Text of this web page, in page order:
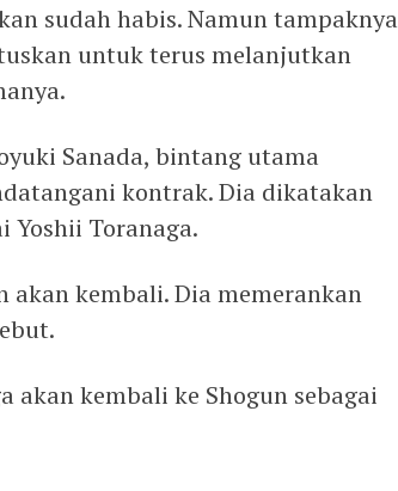
sudah habis. Namun tampaknya
untuk terus melanjutkan
Sanada, bintang utama
kontrak. Dia dikatakan
Yoshii Toranaga.
akan kembali. Dia memerankan
akan kembali ke Shogun sebagai